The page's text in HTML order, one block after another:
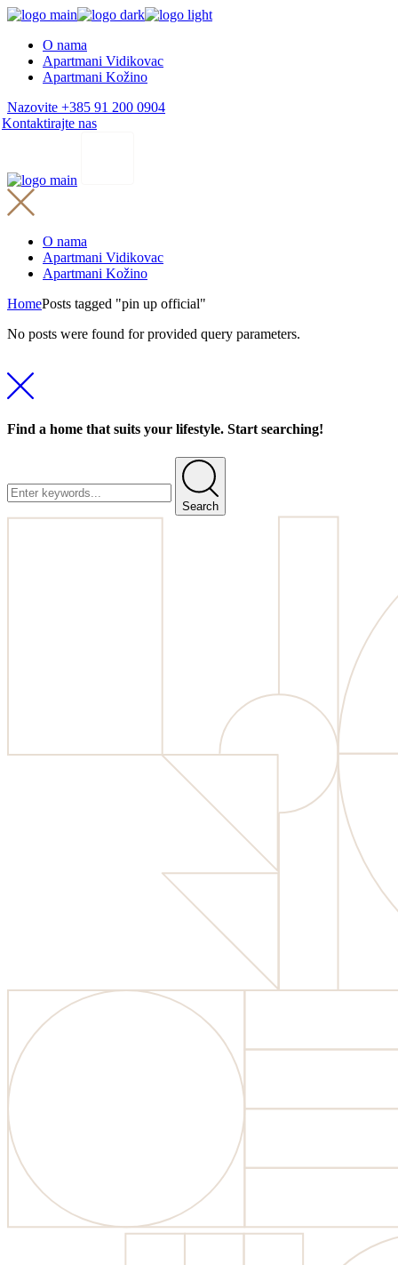
Skip
content
O nama
Apartmani Vidikovac
Apartmani Kožino
Nazovite +385 91 200 0904
Kontaktirajte nas
O nama
Apartmani Vidikovac
Apartmani Kožino
HomePosts tagged "pin up official"
No posts were found for provided query parameters.
Find a home that suits your lifestyle. Start searching!
Search